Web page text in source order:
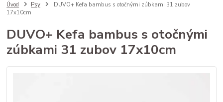
Úvod Psy
DUVO+ Kefa bambus s otočnými zúbkami 31 zubov
17x10cm
DUVO+ Kefa bambus s otočnými
zúbkami 31 zubov 17x10cm